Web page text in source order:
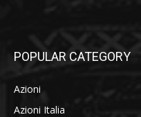
POPULAR CATEGORY
Azioni
Azioni Italia